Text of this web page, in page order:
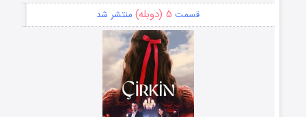
قسمت ۵ (دوبله) منتشر شد